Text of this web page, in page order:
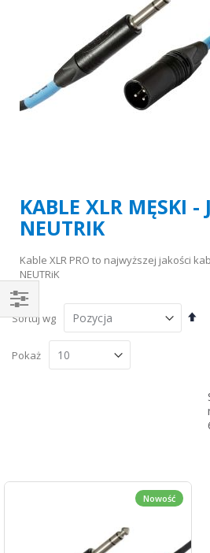
KABLE XLR MĘSKI -
NEUTRIK
Kable XLR PRO to najwyższej jakości
NEUTRiK
Sortuj wg
Pokaż
Nowość
Kupuj